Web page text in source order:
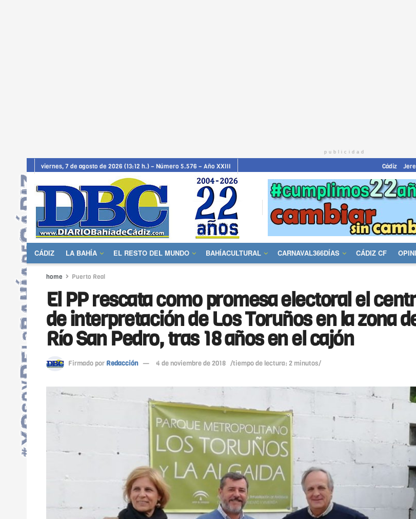
publicidad
viernes, 7 de agosto de 2026 (13:12 h.) – Número 5.576 – Año XXIII Cádiz
CÁDIZ LA BAHÍA EL RESTO DEL MUNDO BAHÍACULTURAL CARNAVAL366DÍAS CÁDIZ CF
home Puerto Real
El PP rescata como promesa electoral el
de interpretación de Los Toruños en la zona
Río San Pedro, tras 18 años en el cajón
Firmado por Redacción 4 de noviembre de 2018 /tiempo de lectura: 2 minutos/